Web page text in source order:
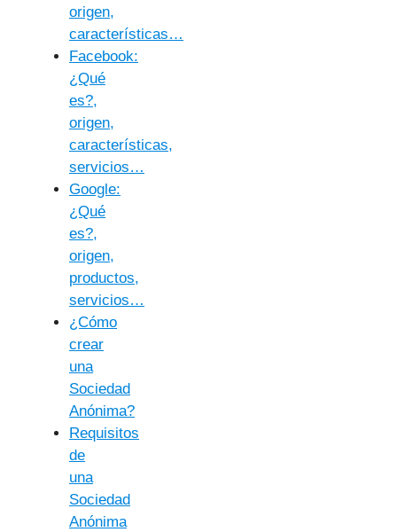
origen,
características…
Facebook:
¿Qué
es?,
origen,
características,
servicios…
Google:
¿Qué
es?,
origen,
productos,
servicios…
¿Cómo
crear
una
Sociedad
Anónima?
Requisitos
de
una
Sociedad
Anónima